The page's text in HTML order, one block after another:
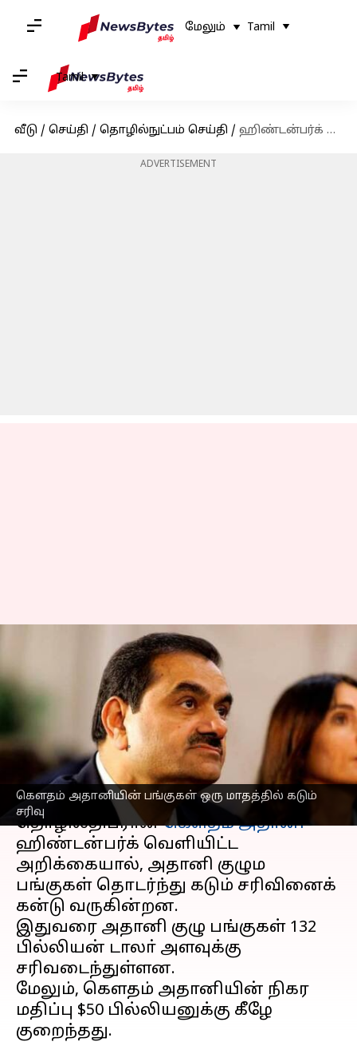
மேலும் Tamil
Tamil
வீடு / செய்தி / தொழில்நுட்பம் செய்தி / ஹிண்டன்பர்க் அறிக்கையின் விளைவு! அதானி மதிப்பு மேலும் சரிவு
ADVERTISEMENT
கெளதம் அதானியின் பங்குகள் ஒரு மாதத்தில் கடும்
சரிவு
ஹிண்டன்பர்க்
அறிக்கையின் விளைவு!
அதானி மதிப்பு மேலும்
எழுதியவர் Siranjeevi Feb 20, 2023 03:01 pm
செய்தி முன்னோட்டம்
தொழிலதிபரானகெளதம் அதானி
ஹிண்டன்பர்க் வெளியிட்ட
அறிக்கையால், அதானி குழும
பங்குகள் தொடர்ந்து கடும் சரிவினைக்
கன்டு வருகின்றன.
இதுவரை அதானி குழு பங்குகள் 132
பில்லியன் டாலா் அளவுக்கு
சரிவடைந்துள்ளன.
மேலும், கெளதம் அதானியின் நிகர
மதிப்பு $50 பில்லியனுக்கு கீழே
குறைந்தது.